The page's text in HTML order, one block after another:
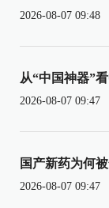
2026-08-07 09:48
从“中国神器”
2026-08-07 09:47
国产新药为何
2026-08-07 09:47